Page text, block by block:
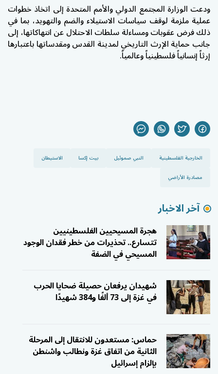
ودعت الوزارة المجتمع الدولي والأمم المتحدة إلى اتخاذ خطوات
عملية ملزمة لوقف سياسات الاستيلاء والضم والتهويد، بما في
ذلك فرض عقوبات ومساءلة سلطات الاحتلال عن انتهاكاتها، إلى
جانب حماية الإرث التاريخي لمدينة القدس ومقدساتها باعتبارها
إرثاً إنسانياً فلسطينياً وعالمياً.
الخارجية الفلسطينية النبي صموئيل بيت إكسا
الاستيطان
مصادرة الأراضي
آخر الاخبار
هجرة المسيحيين الفلسطينيين
تتسارع.. تحذيرات من خطر فقدان الوجود
المسيحي في الضفة
شهيدان يرفعان حصيلة ضحايا الحرب
في غزة إلى 73 ألفًا و384 شهيدًا
حماس: مستعدون للانتقال إلى المرحلة
الثانية من اتفاق غزة ونطالب واشنطن
بإلزام إسرائيل